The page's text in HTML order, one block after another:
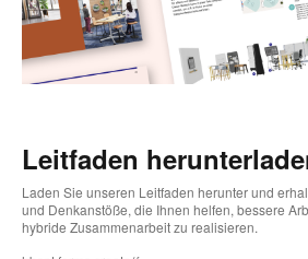
Leitfaden
Laden Sie unseren Leitfaden herunter und
und Denkanstöße, die Ihnen helfen, bessere
hybride Zusammenarbeit zu realisieren.